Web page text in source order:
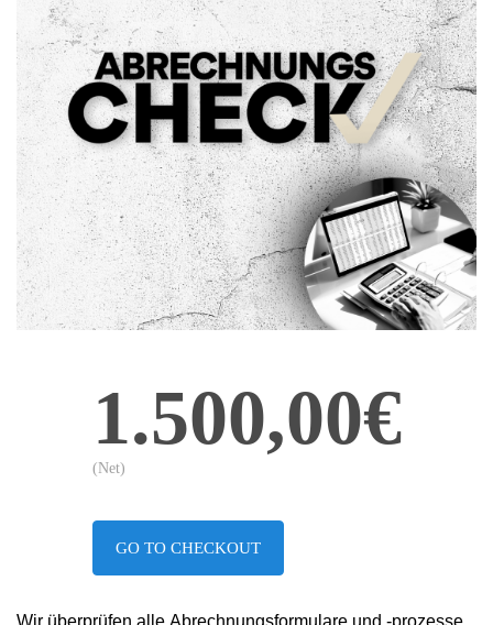
1.500,00€
(Net)
GO TO CHECKOUT
Wir überprüfen alle Abrechnungsformulare und -prozesse,